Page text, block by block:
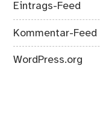
Eintrags-Feed
Kommentar-Feed
WordPress.org